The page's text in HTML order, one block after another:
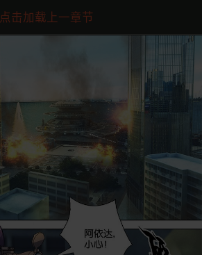
点击加载上一章节